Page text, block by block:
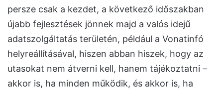
persze csak a kezdet, a következő időszakban
újabb fejlesztések jönnek majd a valós idejű
adatszolgáltatás területén, például a Vonatinfó
helyreállításával, hiszen abban hiszek, hogy az
utasokat nem átverni kell, hanem tájékoztatni –
akkor is, ha minden működik, és akkor is, ha